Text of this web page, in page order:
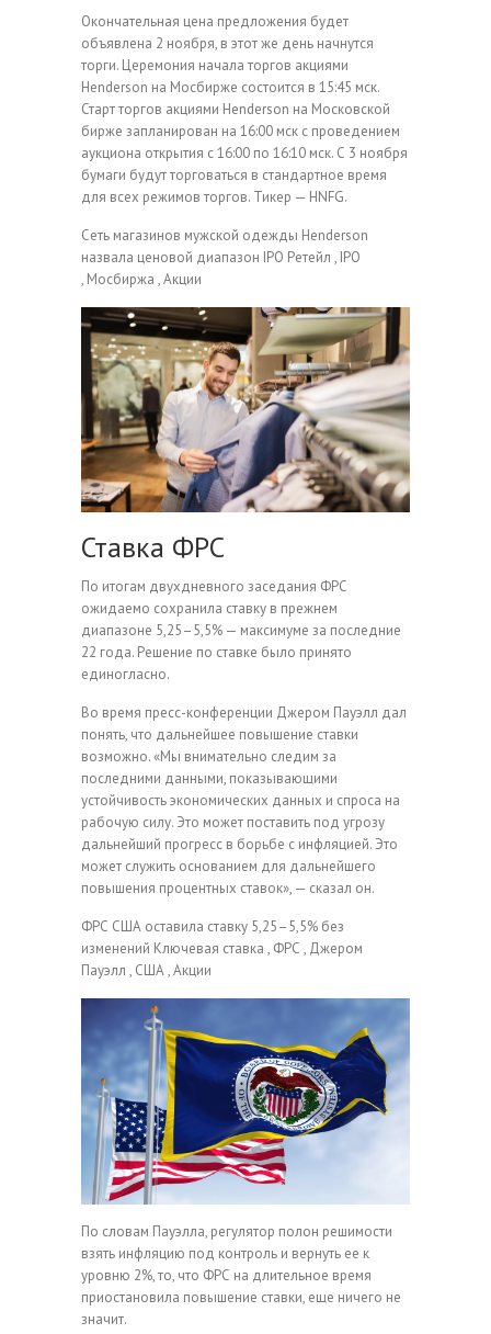
Окончательная цена предложения будет
объявлена 2 ноября, в этот же день начнутся
торги. Церемония начала торгов акциями
Henderson на Мосбирже состоится в 15:45 мск.
Старт торгов акциями Henderson на Московской
бирже запланирован на 16:00 мск с проведением
аукциона открытия с 16:00 по 16:10 мск. С 3 ноября
бумаги будут торговаться в стандартное время
для всех режимов торгов. Тикер — HNFG.
Сеть магазинов мужской одежды Henderson
назвала ценовой диапазон IPO Ретейл , IPO
, Мосбиржа , Акции
Ставка ФРС
По итогам двухдневного заседания ФРС
ожидаемо сохранила ставку в прежнем
диапазоне 5,25–5,5% — максимуме за последние
22 года. Решение по ставке было принято
единогласно.
Во время пресс-конференции Джером Пауэлл дал
понять, что дальнейшее повышение ставки
возможно. «Мы внимательно следим за
последними данными, показывающими
устойчивость экономических данных и спроса на
рабочую силу. Это может поставить под угрозу
дальнейший прогресс в борьбе с инфляцией. Это
может служить основанием для дальнейшего
повышения процентных ставок», — сказал он.
ФРС США оставила ставку 5,25–5,5% без
изменений Ключевая ставка , ФРС , Джером
Пауэлл , США , Акции
По словам Пауэлла, регулятор полон решимости
взять инфляцию под контроль и вернуть ее к
уровню 2%, то, что ФРС на длительное время
приостановила повышение ставки, еще ничего не
значит.